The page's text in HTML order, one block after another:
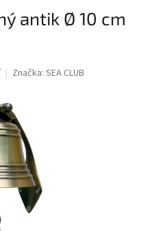
antik Ø 10 cm
Značka: SEA CLUB